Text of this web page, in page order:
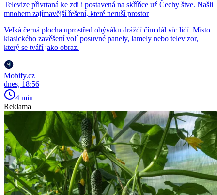
Televize přivrtaná ke zdi i postavená na skříňce už Čechy štve. Našli
mnohem zajímavější řešení, které neruší prostor
Velká černá plocha uprostřed obýváku dráždí čím dál víc lidí. Místo
klasického zavěšení volí posuvné panely, lamely nebo televizor,
který se tváří jako obraz.
Mobify.cz
dnes, 18:56
4 min
Reklama